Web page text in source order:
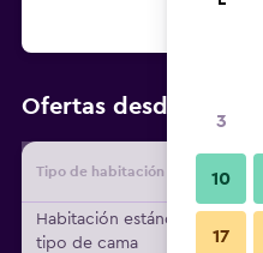
Ofertas desde
Tipo de habitación
Habitación estándar,
tipo de cama
3
10
17